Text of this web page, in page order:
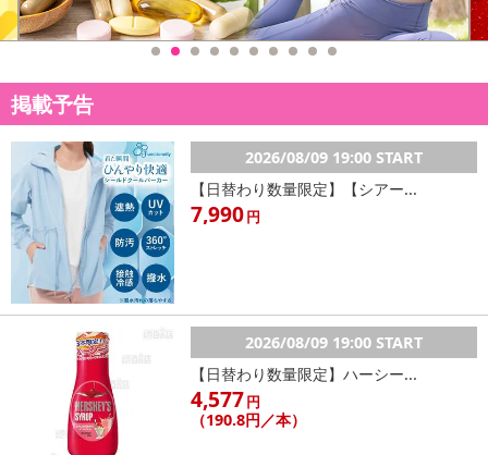
☆☆☆本気でおすすめ！！！
驚くほど明るく、あらゆる状況に対応する究極の小型LEDライトが
登場！
9種類の点灯パターンを備えており、防災やアウトドアなど、あらゆ
るシーンで活躍します。
・ソーラー充電・USB充電、どちらも可能！
・ライターサイズで重さわずか50g！楽々持ち運べる！
・超コンパクトなのに、最大500ルーメンの高輝度！100m先まで照
掲載予告
2026/08/09 19:00 START
【日替わり数量限定】【シアー...
7,990円
2026/08/09 19:00 START
【日替わり数量限定】ハーシー...
4,577円
（190.8円／本）